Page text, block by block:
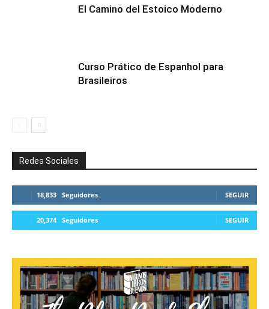
El Camino del Estoico Moderno
Curso Prático de Espanhol para
Brasileiros
Redes Sociales
18,833 Seguidores SEGUIR
20,374 Seguidores SEGUIR